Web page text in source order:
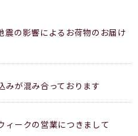
震の影響によるお荷物のお届け
みが混み合っております
ィークの営業につきまして